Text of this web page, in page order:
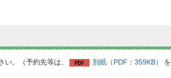
。（予約先等は、 別紙（PDF：359KB）
を